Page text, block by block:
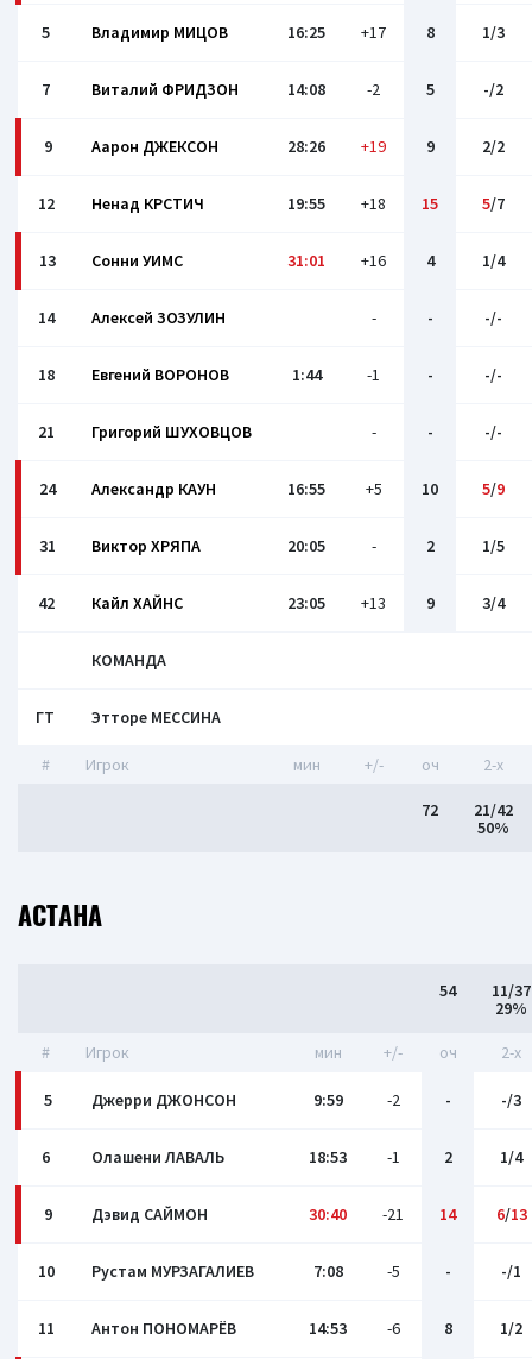
5 Владимир МИЦОВ 16:25 +17 8 1/3
7 Виталий ФРИДЗОН 14:08 -2 5 -/2
9 Аарон ДЖЕКСОН 28:26 +19 9 2/2
12 Ненад КРСТИЧ 19:55 +18 15 5/7
13 Сонни УИМС 31:01 +16 4 1/4
14 Алексей ЗОЗУЛИН - - -/-
18 Евгений ВОРОНОВ 1:44 -1 - -/-
21 Григорий ШУХОВЦОВ - - -/-
24 Александр КАУН 16:55 +5 10 5/9
31 Виктор ХРЯПА 20:05 - 2 1/5
42 Кайл ХАЙНС 23:05 +13 9 3/4
КОМАНДА
ГТ Этторе МЕССИНА
# Игрок мин +/- оч 2-x
72
21/42
50%
АСТАНА
54
11/37
29%
# Игрок мин +/- оч 2-x
5 Джерри ДЖОНСОН 9:59 -2 - -/3
6 Олашени ЛАВАЛЬ 18:53 -1 2 1/4
9 Дэвид САЙМОН 30:40 -21 14 6/13
10 Рустам МУРЗАГАЛИЕВ 7:08 -5 - -/1
11 Антон ПОНОМАРЁВ 14:53 -6 8 1/2